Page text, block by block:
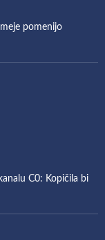
pomenijo
C0: Kopičila bi